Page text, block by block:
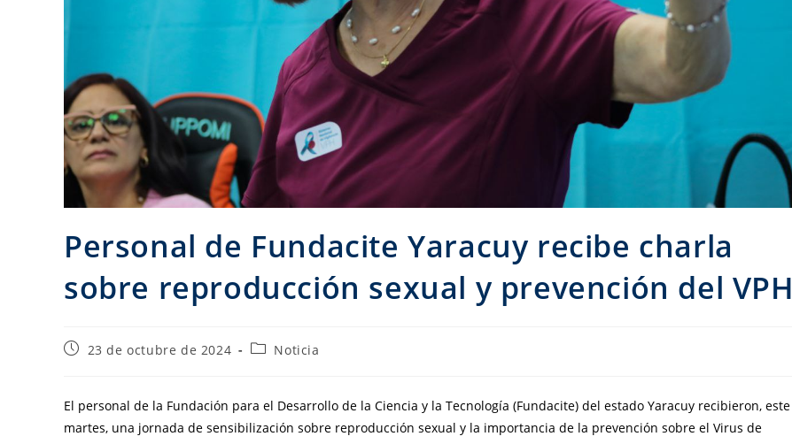
Personal de Fundacite Yaracuy recibe charla
sobre reproducción sexual y prevención del VPH
23 de octubre de 2024 Noticia
El personal de la Fundación para el Desarrollo de la Ciencia y la Tecnología (Fundacite) del estado Yaracuy recibieron, este
martes, una jornada de sensibilización sobre reproducción sexual y la importancia de la prevención sobre el Virus de